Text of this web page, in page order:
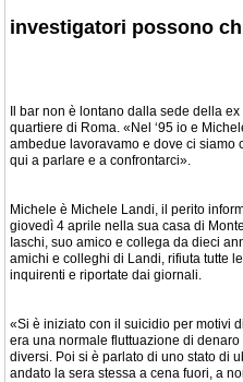
investigatori possono
Il bar non è lontano dalla sede della
quartiere di Roma. «Nel ‘95 io e
ambedue lavoravamo e dove ci siamo
qui a parlare e a confrontarci».
Michele è Michele Landi, il perito
giovedì 4 aprile nella sua casa di
Iaschi, suo amico e collega da dieci
amichi e colleghi di Landi, rifiuta tutte
inquirenti e riportate dai giornali.
«Si è iniziato con il suicidio per motivi
era una normale fluttuazione di
diversi. Poi si è parlato di uno stato di
andato la sera stessa a cena fuori, a